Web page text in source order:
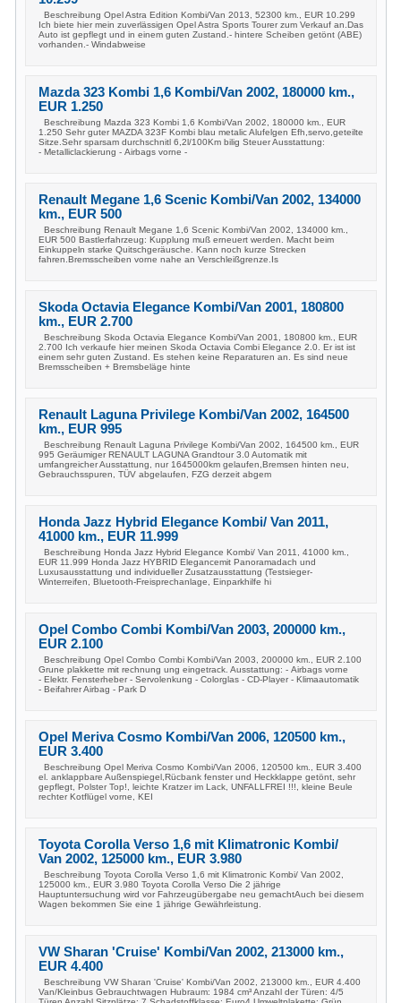
Beschreibung Opel Astra Edition Kombi/Van 2013, 52300 km., EUR 10.299
Ich biete hier mein zuverlässigen Opel Astra Sports Tourer zum Verkauf an.Das
Auto ist gepflegt und in einem guten Zustand.- hintere Scheiben getönt (ABE)
vorhanden.- Windabweise
Mazda 323 Kombi 1,6 Kombi/Van 2002, 180000 km.,
EUR 1.250
Beschreibung Mazda 323 Kombi 1,6 Kombi/Van 2002, 180000 km., EUR
1.250 Sehr guter MAZDA 323F Kombi blau metalic Alufelgen Efh,servo,geteilte
Sitze.Sehr sparsam durchschnitl 6,2l/100Km bilig Steuer Ausstattung:
- Metalliclackierung - Airbags vorne -
Renault Megane 1,6 Scenic Kombi/Van 2002, 134000
km., EUR 500
Beschreibung Renault Megane 1,6 Scenic Kombi/Van 2002, 134000 km.,
EUR 500 Bastlerfahrzeug: Kupplung muß erneuert werden. Macht beim
Einkuppeln starke Quitschgeräusche. Kann noch kurze Strecken
fahren.Bremsscheiben vorne nahe an Verschleißgrenze.Is
Skoda Octavia Elegance Kombi/Van 2001, 180800
km., EUR 2.700
Beschreibung Skoda Octavia Elegance Kombi/Van 2001, 180800 km., EUR
2.700 Ich verkaufe hier meinen Skoda Octavia Combi Elegance 2.0. Er ist ist
einem sehr guten Zustand. Es stehen keine Reparaturen an. Es sind neue
Bremsscheiben + Bremsbeläge hinte
Renault Laguna Privilege Kombi/Van 2002, 164500
km., EUR 995
Beschreibung Renault Laguna Privilege Kombi/Van 2002, 164500 km., EUR
995 Geräumiger RENAULT LAGUNA Grandtour 3.0 Automatik mit
umfangreicher Ausstattung, nur 1645000km gelaufen,Bremsen hinten neu,
Gebrauchsspuren, TÜV abgelaufen, FZG derzeit abgem
Honda Jazz Hybrid Elegance Kombi/ Van 2011,
41000 km., EUR 11.999
Beschreibung Honda Jazz Hybrid Elegance Kombi/ Van 2011, 41000 km.,
EUR 11.999 Honda Jazz HYBRID Elegancemit Panoramadach und
Luxusausstattung und individueller Zusatzausstattung (Testsieger-
Winterreifen, Bluetooth-Freisprechanlage, Einparkhilfe hi
Opel Combo Combi Kombi/Van 2003, 200000 km.,
EUR 2.100
Beschreibung Opel Combo Combi Kombi/Van 2003, 200000 km., EUR 2.100
Grune plakkette mit rechnung ung eingetrack. Ausstattung: - Airbags vorne
- Elektr. Fensterheber - Servolenkung - Colorglas - CD-Player - Klimaautomatik
- Beifahrer Airbag - Park D
Opel Meriva Cosmo Kombi/Van 2006, 120500 km.,
EUR 3.400
Beschreibung Opel Meriva Cosmo Kombi/Van 2006, 120500 km., EUR 3.400
el. anklappbare Außenspiegel,Rücbank fenster und Heckklappe getönt, sehr
gepflegt, Polster Top!, leichte Kratzer im Lack, UNFALLFREI !!!, kleine Beule
rechter Kotflügel vorne, KEI
Toyota Corolla Verso 1,6 mit Klimatronic Kombi/
Van 2002, 125000 km., EUR 3.980
Beschreibung Toyota Corolla Verso 1,6 mit Klimatronic Kombi/ Van 2002,
125000 km., EUR 3.980 Toyota Corolla Verso Die 2 jährige
Hauptuntersuchung wird vor Fahrzeugübergabe neu gemachtAuch bei diesem
Wagen bekommen Sie eine 1 jährige Gewährleistung.
VW Sharan 'Cruise' Kombi/Van 2002, 213000 km.,
EUR 4.400
Beschreibung VW Sharan 'Cruise' Kombi/Van 2002, 213000 km., EUR 4.400
Van/Kleinbus Gebrauchtwagen Hubraum: 1984 cm³ Anzahl der Türen: 4/5